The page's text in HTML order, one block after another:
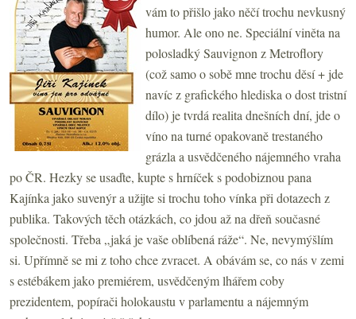
vám to přišlo jako něčí trochu nevkusný
humor. Ale ono ne. Speciální viněta na
polosladký Sauvignon z Metroflory
(což samo o sobě mne trochu děsí + jde
navíc z grafického hlediska o dost tristní
dílo) je tvrdá realita dnešních dní, jde o
víno na turné opakovaně trestaného
grázla a usvědčeného nájemného vraha
po ČR. Hezky se usaďte, kupte s hrníček s podobiznou pana
Kajínka jako suvenýr a užijte si trochu toho vínka při dotazech z
publika. Takových těch otázkách, co jdou až na dřeň současné
společnosti. Třeba „jaká je vaše oblíbená ráže“. Ne, nevymýšlím
si. Upřímně se mi z toho chce zvracet. A obávám se, co nás v zemi
s estébákem jako premiérem, usvědčeným lhářem coby
prezidentem, popírači holokaustu v parlamentu a nájemným